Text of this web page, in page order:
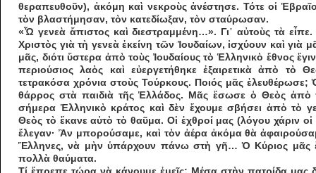
θεραπευθοῦν), ἀ­κόμη καὶ νεκροὺς ἀνέστησε. Τότε οἱ
τὸν βλαστήμη­σαν, τὸν κατεδίωξαν, τὸν σταύρωσαν.
«Ὦ γενεὰ ἄπιστος καὶ διεστραμμένη…». Γι᾽ αὐτοὺς τὰ
Χριστὸς γιὰ τὴ γενεὰ ἐκείνη τῶν Ἰουδαίων, ἰσχύουν καὶ γιὰ
μᾶς, διότι ὕστερα ἀπὸ τοὺς Ἰ­ουδαίους τὸ Ἑλληνικὸ ἔθνος
περιούσιος λαὸς καὶ εὐεργετήθηκε ἐξαιρετικὰ ἀπὸ τὸ
τετρακόσα χρόνια στοὺς Τούρκους. Ποιός μᾶς ἐλευθέρωσε;
θάρρος στὰ παιδιὰ τῆς Ἑλλάδος. Μᾶς ἔσωσε ὁ Θεὸς ἀπὸ
σήμερα Ἑλ­ληνικὸ κράτος καὶ δὲν ἔχουμε σβήσει ἀπὸ τὸ
Θεὸς τὸ ἔ­κανε αὐτὸ τὸ θαῦμα. Οἱ ἐχθροί μας (λόγου χά­ριν
ἔ­λεγαν· Ἂν μπορούσαμε, καὶ τὸν ἀέρα ἀκόμα θὰ
Ἕλληνες, νὰ μὴν ὑπάρχουν πάνω στὴ γῆ… Ὁ Κύριος μᾶς
πολλὰ θαύματα.